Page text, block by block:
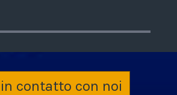
contatto con noi